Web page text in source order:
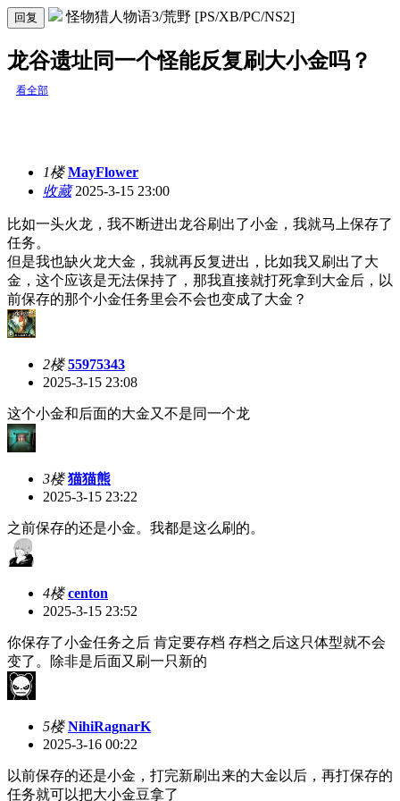
回复 怪物猎人物语3/荒野 [PS/XB/PC/NS2]
龙谷遗址同一个怪能反复刷大小金吗？
看全部
1楼 MayFlower
收藏2025-3-15 23:00
比如一头火龙，我不断进出龙谷刷出了小金，我就马上保存了
任务。
但是我也缺火龙大金，我就再反复进出，比如我又刷出了大
金，这个应该是无法保持了，那我直接就打死拿到大金后，以
前保存的那个小金任务里会不会也变成了大金？
2楼 55975343
2025-3-15 23:08
这个小金和后面的大金又不是同一个龙
3楼 猫猫熊
2025-3-15 23:22
之前保存的还是小金。我都是这么刷的。
4楼 centon
2025-3-15 23:52
你保存了小金任务之后 肯定要存档 存档之后这只体型就不会
变了。除非是后面又刷一只新的
5楼 NihiRagnarK
2025-3-16 00:22
以前保存的还是小金，打完新刷出来的大金以后，再打保存的
任务就可以把大小金豆拿了